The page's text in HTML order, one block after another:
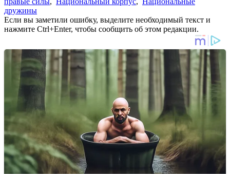
дружины
Если вы заметили ошибку, выделите необходимый текст и
нажмите Ctrl+Enter, чтобы сообщить об этом редакции.